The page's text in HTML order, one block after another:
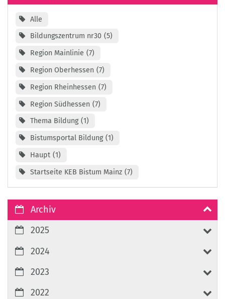
Alle
Bildungszentrum nr30
5
Region Mainlinie
7
Region Oberhessen
7
Region Rheinhessen
7
Region Südhessen
7
Thema Bildung
1
Bistumsportal Bildung
1
Haupt
1
Startseite KEB Bistum Mainz
7
Archiv
2025
2024
2023
2022